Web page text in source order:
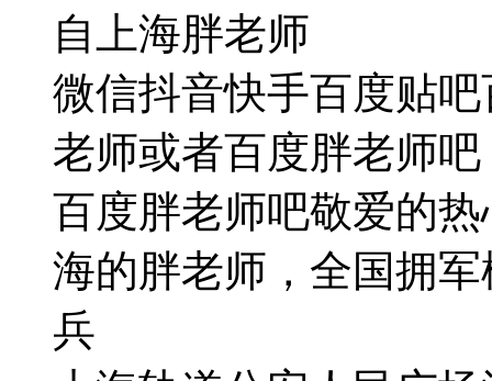
自上海胖老师
微信抖音快手百度贴
老师或者百度胖老师吧
百度胖老师吧敬爱的
海的胖老师，全国拥
兵